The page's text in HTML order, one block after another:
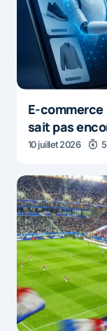
E-commerce
sait pas
10 juillet 2026